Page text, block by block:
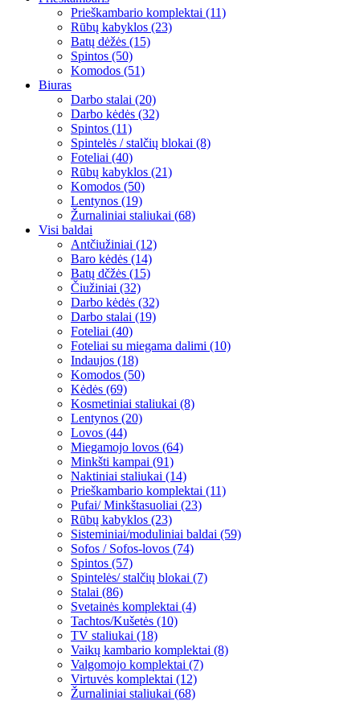
Prieškambario komplektai (11)
Rūbų kabyklos (23)
Batų dėžės (15)
Spintos (50)
Komodos (51)
Biuras
Darbo stalai (20)
Darbo kėdės (32)
Spintos (11)
Spintelės / stalčių blokai (8)
Foteliai (40)
Rūbų kabyklos (21)
Komodos (50)
Lentynos (19)
Žurnaliniai staliukai (68)
Visi baldai
Antčiužiniai (12)
Baro kėdės (14)
Batų dčžės (15)
Čiužiniai (32)
Darbo kėdės (32)
Darbo stalai (19)
Foteliai (40)
Foteliai su miegama dalimi (10)
Indaujos (18)
Komodos (50)
Kėdės (69)
Kosmetiniai staliukai (8)
Lentynos (20)
Lovos (44)
Miegamojo lovos (64)
Minkšti kampai (91)
Naktiniai staliukai (14)
Prieškambario komplektai (11)
Pufai/ Minkštasuoliai (23)
Rūbų kabyklos (23)
Sisteminiai/moduliniai baldai (59)
Sofos / Sofos-lovos (74)
Spintos (57)
Spintelės/ stalčių blokai (7)
Stalai (86)
Svetainės komplektai (4)
Tachtos/Kušetės (10)
TV staliukai (18)
Vaikų kambario komplektai (8)
Valgomojo komplektai (7)
Virtuvės komplektai (12)
Žurnaliniai staliukai (68)